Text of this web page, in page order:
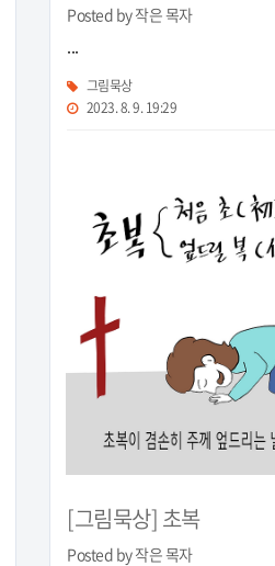
Posted by 작은 목자
...
그림묵상
2023. 8. 9. 19:29
[그림묵상] 초복
Posted by 작은 목자